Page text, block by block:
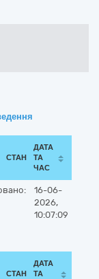
СТАН
ДАТА
ТА
ЧАС
16-06-
2026,
10:07:09
СТАН
ДАТА
ТА